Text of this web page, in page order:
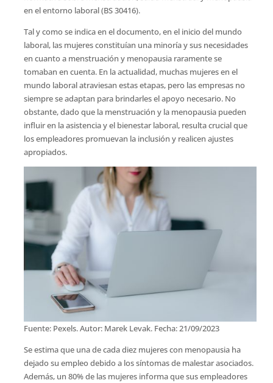
en el entorno laboral (BS 30416).
Tal y como se indica en el documento, en el inicio del mundo
laboral, las mujeres constituían una minoría y sus necesidades
en cuanto a menstruación y menopausia raramente se
tomaban en cuenta. En la actualidad, muchas mujeres en el
mundo laboral atraviesan estas etapas, pero las empresas no
siempre se adaptan para brindarles el apoyo necesario. No
obstante, dado que la menstruación y la menopausia pueden
influir en la asistencia y el bienestar laboral, resulta crucial que
los empleadores promuevan la inclusión y realicen ajustes
apropiados.
Fuente: Pexels. Autor: Marek Levak. Fecha: 21/09/2023
Se estima que una de cada diez mujeres con menopausia ha
dejado su empleo debido a los síntomas de malestar asociados.
Además, un 80% de las mujeres informa que sus empleadores